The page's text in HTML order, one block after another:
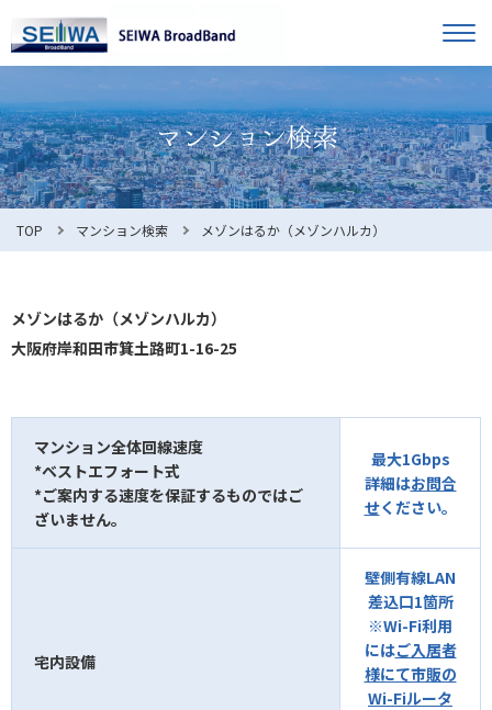
オーナー様へ
入居者様へ
お知らせ
利用規約
お問合せ マンション検索
TOP マンション検索 メゾンはるか（メゾンハルカ）
メゾンはるか（メゾンハルカ）
大阪府岸和田市箕土路町1-16-25
マンション全体回線速度
*ベストエフォート式
*ご案内する速度を保証するものではご
ざいません。
最大1Gbps
詳細はお問合
せください。
宅内設備
壁側有線LAN
差込口1箇所
※Wi-Fi利用
にはご入居者
様にて市販の
Wi-Fiルータ